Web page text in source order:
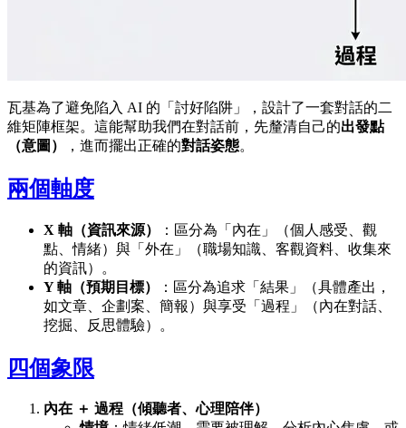
瓦基為了避免陷入 AI 的「討好陷阱」，設計了一套對話的二
維矩陣框架。這能幫助我們在對話前，先釐清自己的出發點
（意圖）
，進而擺出正確的對話姿態。
兩個軸度
X 軸（資訊來源）
：區分為「內在」（個人感受、觀
點、情緒）與「外在」（職場知識、客觀資料、收集來
的資訊）。
Y 軸（預期目標）
：區分為追求「結果」（具體產出，
如文章、企劃案、簡報）與享受「過程」（內在對話、
挖掘、反思體驗）。
四個象限
內在 ＋ 過程（傾聽者、心理陪伴）